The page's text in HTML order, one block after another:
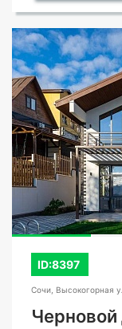
ID:8397
Сочи, Высокогорная
Черновой